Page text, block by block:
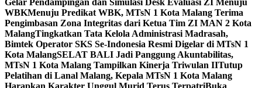
Gelar Pendampingan dan Simulasi Desk Evaluasi ZI Menuju
WBKMenuju Predikat WBK, MTsN 1 Kota Malang Terima
Pengimbasan Zona Integritas dari Ketua Tim ZI MAN 2 Kota
MalangTingkatkan Tata Kelola Administrasi Madrasah,
Bimtek Operator SKS Se-Indonesia Resmi Digelar di MTsN 1
Kota MalangSELAT BALI Jadi Panggung Akuntabilitas,
MTsN 1 Kota Malang Tampilkan Kinerja Triwulan IITutup
Pelatihan di Lanal Malang, Kepala MTsN 1 Kota Malang
Harapkan Karakter Unggul Murid Terus TerpatriBuka